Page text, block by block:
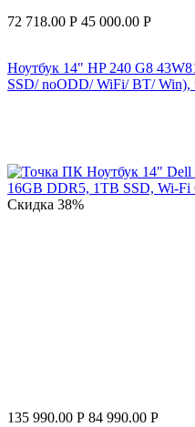
72 718.00 Р 45 000.00 Р
Ноутбук 14" HP 240 G8
SSD/ noODD/ WiFi/ BT/ Win),
Скидка 38%
135 990.00 Р 84 990.00 Р